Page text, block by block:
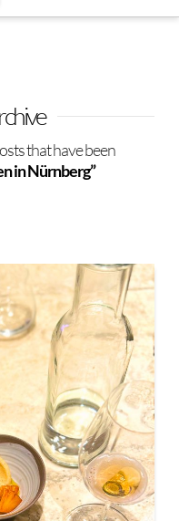
that have been
in Nürnberg”